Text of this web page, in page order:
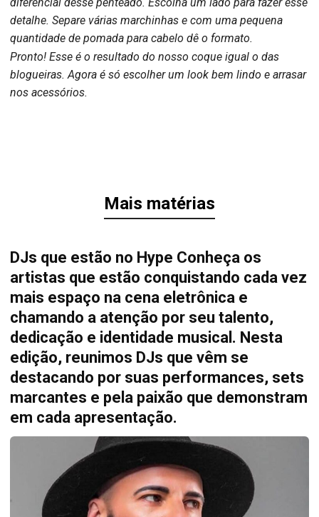
detalhe. Separe várias marchinhas e com uma pequena
quantidade de pomada para cabelo dê o formato.
Pronto! Esse é o resultado do nosso coque igual o das
blogueiras. Agora é só escolher um look bem lindo e arrasar
nos acessórios.
Mais matérias
DJs que estão no Hype Conheça os
artistas que estão conquistando cada vez
mais espaço na cena eletrônica e
chamando a atenção por seu talento,
dedicação e identidade musical. Nesta
edição, reunimos DJs que vêm se
destacando por suas performances, sets
marcantes e pela paixão que demonstram
em cada apresentação.